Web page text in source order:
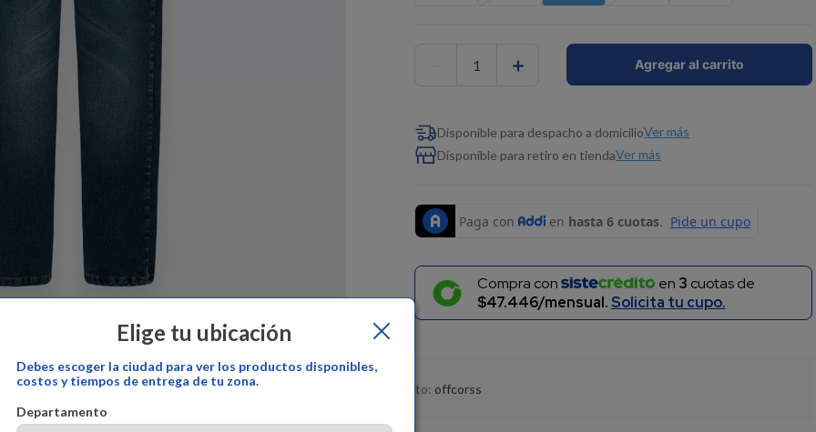
Elige tu ubicación
Debes escoger la ciudad para ver los productos disponibles,
costos y tiempos de entrega de tu zona.
Departamento
＋ Agregar al carrito
Disponible para despacho a domicilioVer más
Disponible para retiro en tiendaVer más
Compra con en 3 cuotas de
$47.446/mensual. Solicita tu cupo.
offcorss Cambios y devoluciones:offcorss Garantía del producto: offcorss